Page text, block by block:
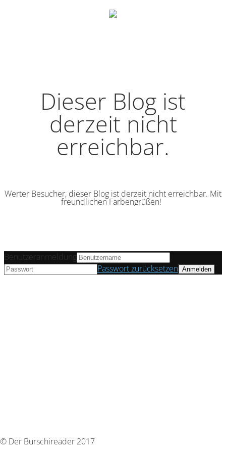
Dieser Blog ist
derzeit nicht
erreichbar.
Werter Besucher, dieser Blog ist derzeit nicht erreichbar. Mit
freundlichen Farbengrüßen!
© Der Burschireader 2017
Benutzeranmeldung
Passwort zurücksetzen